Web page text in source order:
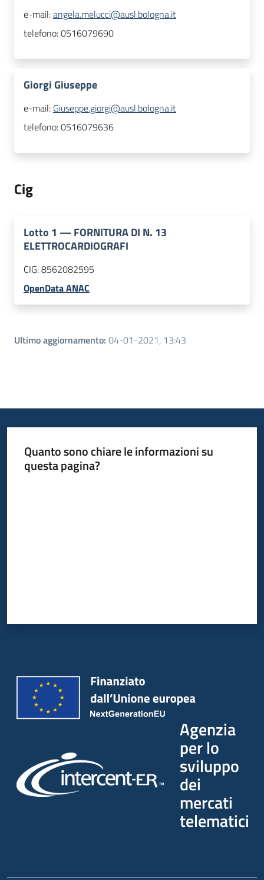
e-mail:angela.melucci@ausl.bologna.it
telefono:0516079690
Giorgi Giuseppe
e-mail: Giuseppe.giorgi@ausl.bologna.it
telefono:0516079636
Cig
Lotto 1 — FORNITURA DI N. 13
ELETTROCARDIOGRAFI
CIG:8562082595
OpenData ANAC
Ultimo aggiornamento: 04-01-2021, 13:43
Quanto sono chiare le informazioni su
questa pagina?
Agenzia
per lo
sviluppo
dei
mercati
telematici